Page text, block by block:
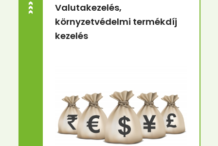
>>>
Valutakezelés,
környzetvédelmi termékdíj
kezelés